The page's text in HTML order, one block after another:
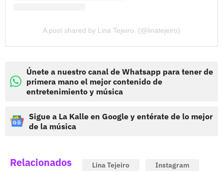
A post shared by Lina Tejeiro. (@linatejeiro)
Únete a nuestro canal de Whatsapp para tener de
primera mano el mejor contenido de
entretenimiento y música
Sigue a La Kalle en Google y entérate de lo mejor
de la música
Relacionados Lina Tejeiro Instagram